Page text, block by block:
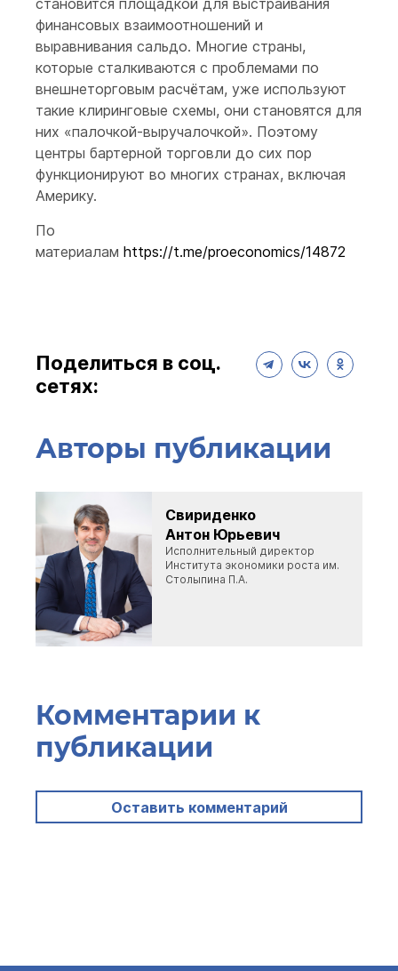
финансовых взаимоотношений и
выравнивания сальдо. Многие страны,
которые сталкиваются с проблемами по
внешнеторговым расчётам, уже используют
такие клиринговые схемы, они становятся для
них «палочкой-выручалочкой». Поэтому
центры бартерной торговли до сих пор
функционируют во многих странах, включая
Америку.
По
материалам https://t.me/proeconomics/14872
Поделиться в соц.
сетях:
Авторы публикации
Свириденко
Антон Юрьевич
Исполнительный директор
Института экономики роста им.
Столыпина П.А.
Комментарии к
публикации
Оставить комментарий